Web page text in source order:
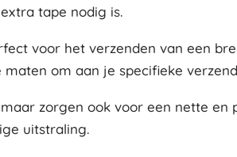
tape nodig is.
voor het verzenden van een
om aan je specifieke
zorgen ook voor een nette
uitstraling.